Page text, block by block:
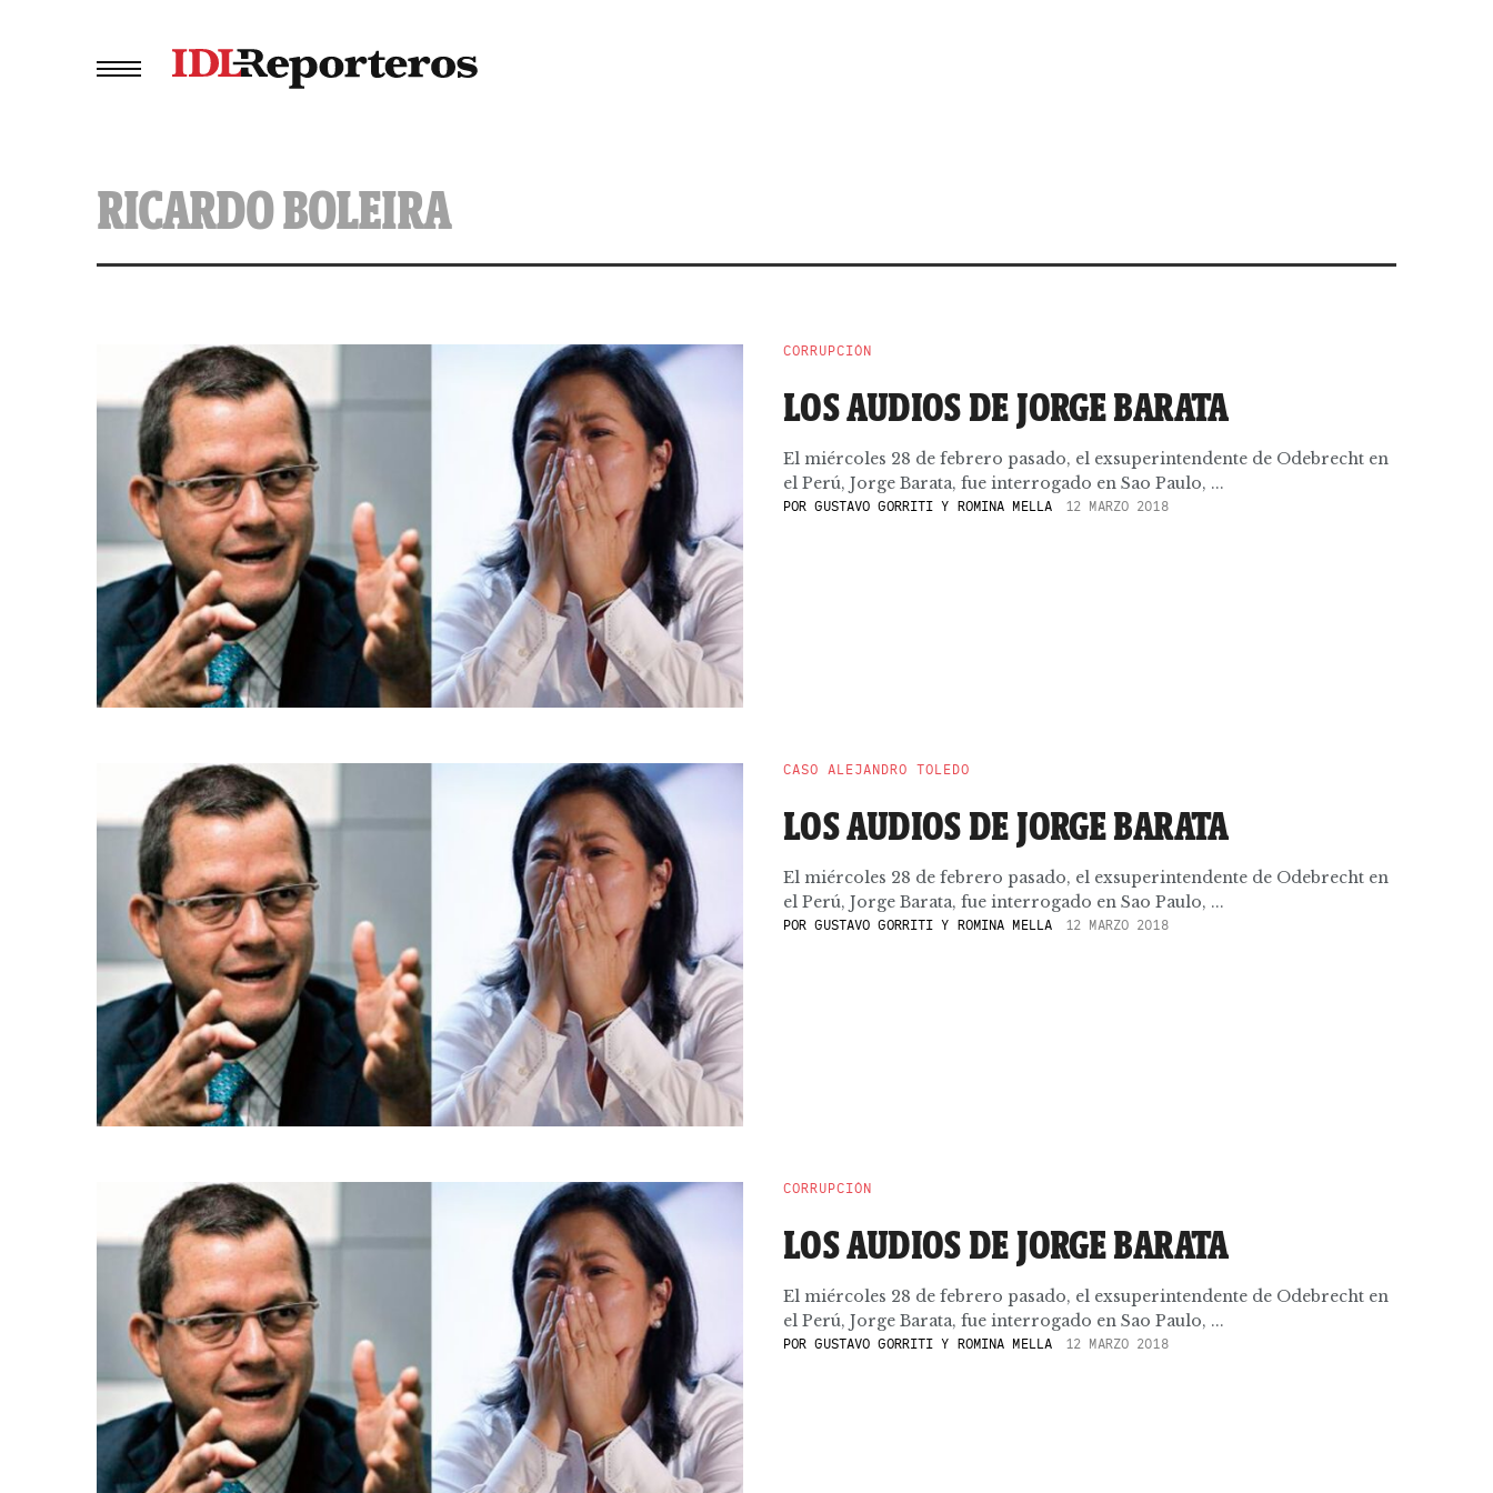
RICARDO BOLEIRA
CORRUPCIÓN
LOS AUDIOS DE JORGE BARATA
El miércoles 28 de febrero pasado, el exsuperintendente de Odebrecht en
el Perú, Jorge Barata, fue interrogado en Sao Paulo, ...
POR GUSTAVO GORRITI Y ROMINA MELLA 12 MARZO 2018
CASO ALEJANDRO TOLEDO
LOS AUDIOS DE JORGE BARATA
El miércoles 28 de febrero pasado, el exsuperintendente de Odebrecht en
el Perú, Jorge Barata, fue interrogado en Sao Paulo, ...
POR GUSTAVO GORRITI Y ROMINA MELLA 12 MARZO 2018
CORRUPCIÓN
LOS AUDIOS DE JORGE BARATA
El miércoles 28 de febrero pasado, el exsuperintendente de Odebrecht en
el Perú, Jorge Barata, fue interrogado en Sao Paulo, ...
POR GUSTAVO GORRITI Y ROMINA MELLA 12 MARZO 2018